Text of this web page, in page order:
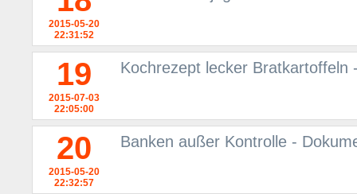
2015-05-20
22:31:52
19
2015-07-03
22:05:00
Kochrezept lecker Bratkartoffeln
20
2015-05-20
22:32:57
Banken außer Kontrolle -